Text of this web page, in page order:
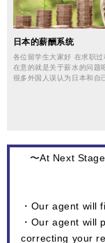
日本的薪酬系统
各位留学生大家好 在求职过
在意的就是关于薪水的问题
很多外国人误认为日本和自
〜At Next
・Our agent will
・Our agent will
correcting your